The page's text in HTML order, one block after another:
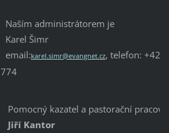
Naším administrátorem je
Karel Šimr
email:karel.simr@evangnet.cz, telefon:
774
Pomocný kazatel a pastorační
Jiří Kantor